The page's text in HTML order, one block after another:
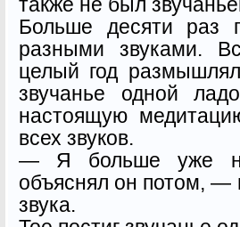
Больше десяти раз
разными звуками.
целый год
звучанье одной
настоящую
всех звуков.
— Я больше уже
объяснял он потом, —
звука.